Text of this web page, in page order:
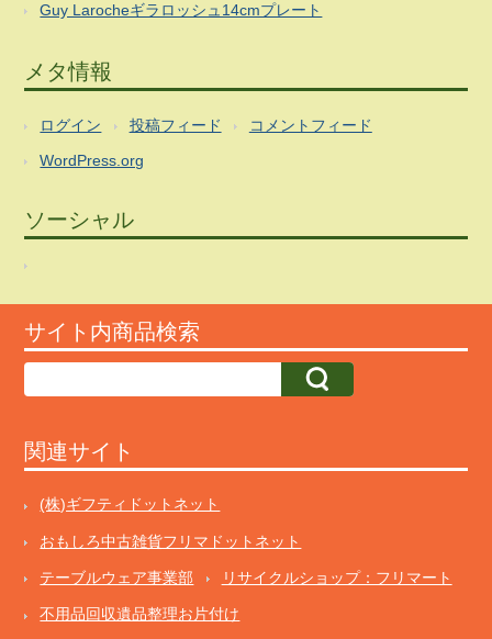
Guy Larocheギラロッシュ14cmプレート
メタ情報
ログイン 投稿フィード コメントフィード
WordPress.org
ソーシャル
サイト内商品検索
関連サイト
(株)ギフティドットネット
おもしろ中古雑貨フリマドットネット
テーブルウェア事業部 リサイクルショップ：フリマート
不用品回収遺品整理お片付け